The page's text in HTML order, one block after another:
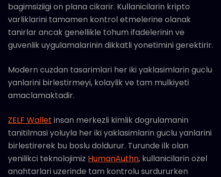
bagimsiziigi on plana cikarir. Kullanicilarin kripto
varliklarini tamamen kontrol etmelerine olanak
tanirlar ancak genellikle tohum ifadelerinin ve
guvenlik uygulamalarinin dikkatli yonetimini gerektirir.
Modern cuzdan tasarimlari her iki yaklasimlarin guclu
yanlarini birlestirmeyi, kolaylik ve tam mulkiyeti
amaclamaktadir.
ZELF Wallet insan merkezli kimlik dogrulamanin
tanitilmasi yoluyla her iki yaklasimlarin guclu yanlarini
birlestirerek bu boslu doldurur. Turunde ilk olan
yenilikci teknolojimiz HumanAuthn, kullanicilarin ozel
anahtarlari uzerinde tam kontrolu surdururken